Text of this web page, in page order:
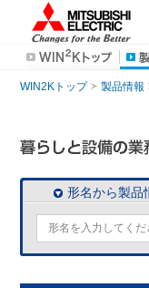
WIN2Kトップ 製品情報
形名から製品